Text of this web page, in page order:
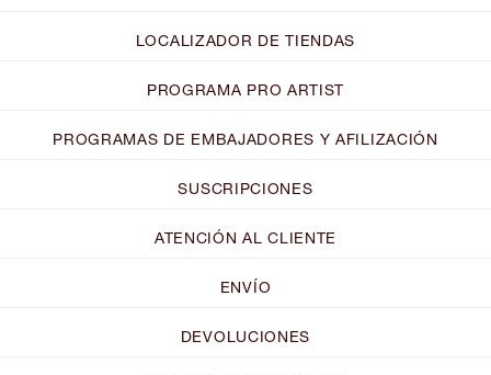
LOCALIZADOR DE TIENDAS
PROGRAMA PRO ARTIST
PROGRAMAS DE EMBAJADORES Y AFILIZACIÓN
SUSCRIPCIONES
ATENCIÓN AL CLIENTE
ENVÍO
DEVOLUCIONES